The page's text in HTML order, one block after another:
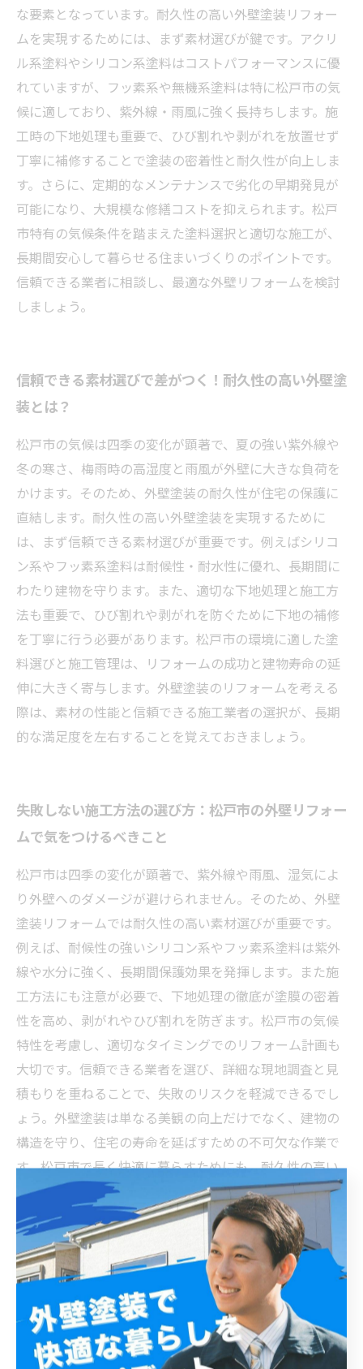
な要素となっています。耐久性の高い外壁塗装リフォー
ムを実現するためには、まず素材選びが鍵です。アクリ
ル系塗料やシリコン系塗料はコストパフォーマンスに優
れていますが、フッ素系や無機系塗料は特に松戸市の気
候に適しており、紫外線・雨風に強く長持ちします。施
工時の下地処理も重要で、ひび割れや剥がれを放置せず
丁寧に補修することで塗装の密着性と耐久性が向上しま
す。さらに、定期的なメンテナンスで劣化の早期発見が
可能になり、大規模な修繕コストを抑えられます。松戸
市特有の気候条件を踏まえた塗料選択と適切な施工が、
長期間安心して暮らせる住まいづくりのポイントです。
信頼できる業者に相談し、最適な外壁リフォームを検討
しましょう。
信頼できる素材選びで差がつく！耐久性の高い外壁塗
装とは？
松戸市の気候は四季の変化が顕著で、夏の強い紫外線や
冬の寒さ、梅雨時の高湿度と雨風が外壁に大きな負荷を
かけます。そのため、外壁塗装の耐久性が住宅の保護に
直結します。耐久性の高い外壁塗装を実現するために
は、まず信頼できる素材選びが重要です。例えばシリコ
ン系やフッ素系塗料は耐候性・耐水性に優れ、長期間に
わたり建物を守ります。また、適切な下地処理と施工方
法も重要で、ひび割れや剥がれを防ぐために下地の補修
を丁寧に行う必要があります。松戸市の環境に適した塗
料選びと施工管理は、リフォームの成功と建物寿命の延
伸に大きく寄与します。外壁塗装のリフォームを考える
際は、素材の性能と信頼できる施工業者の選択が、長期
的な満足度を左右することを覚えておきましょう。
失敗しない施工方法の選び方：松戸市の外壁リフォー
ムで気をつけるべきこと
松戸市は四季の変化が顕著で、紫外線や雨風、湿気によ
り外壁へのダメージが避けられません。そのため、外壁
塗装リフォームでは耐久性の高い素材選びが重要です。
例えば、耐候性の強いシリコン系やフッ素系塗料は紫外
線や水分に強く、長期間保護効果を発揮します。また施
工方法にも注意が必要で、下地処理の徹底が塗膜の密着
性を高め、剥がれやひび割れを防ぎます。松戸市の気候
特性を考慮し、適切なタイミングでのリフォーム計画も
大切です。信頼できる業者を選び、詳細な現地調査と見
積もりを重ねることで、失敗のリスクを軽減できるでし
ょう。外壁塗装は単なる美観の向上だけでなく、建物の
構造を守り、住宅の寿命を延ばすための不可欠な作業で
す。松戸市で長く快適に暮らすためにも、耐久性の高い
施工を心がけてください。
耐久性の高い外壁塗装で長持ちする住まいを実現！松
戸市の成功事例紹介
松戸市は四季の変化が顕著な地域であり、外壁塗装の耐
久性が住宅の寿命に大きく関わっています。特に、強い